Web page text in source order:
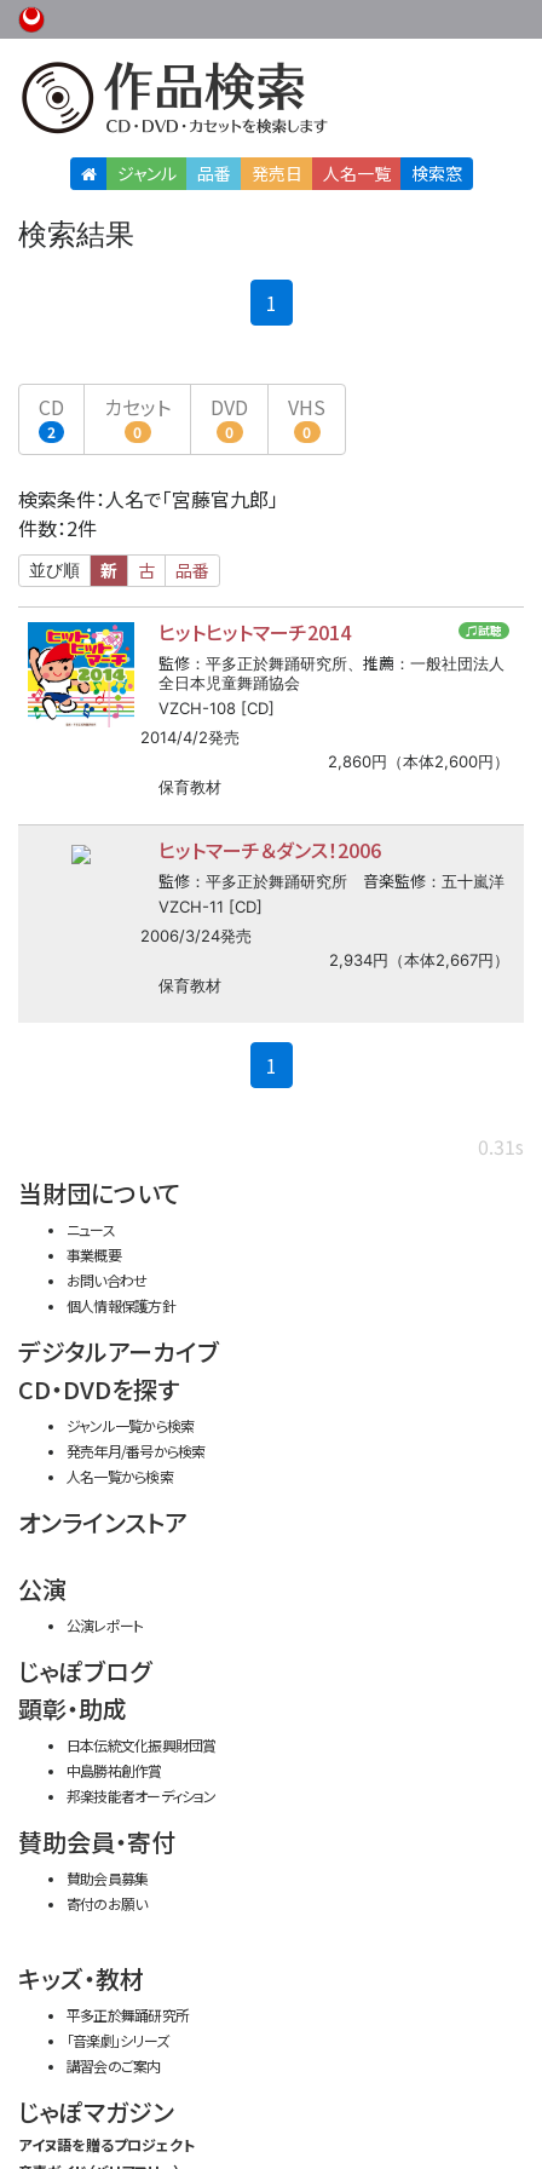
ジャンル 品番 発売日 人名一覧 検索窓
検索結果
1
CD
2
カセット
0
DVD
0
VHS
0
検索条件：人名で「宮藤官九郎」
件数：2件
並び順 新 古 品番
♫試聴
ヒットヒットマーチ2014
監修 ：平多正於舞踊研究所、 推薦 ：一般社団法人
全日本児童舞踊協会
VZCH-108 [CD]
2014/4/2発売
2,860円（本体2,600円）
保育教材
ヒットマーチ＆ダンス！2006
監修 ：平多正於舞踊研究所 音楽監修 ：五十嵐洋
VZCH-11 [CD]
2006/3/24発売
2,934円（本体2,667円）
保育教材
1
0.31s
当財団について
ニュース
事業概要
お問い合わせ
個人情報保護方針
デジタルアーカイブ
CD・DVDを探す
ジャンル一覧から検索
発売年月/番号から検索
人名一覧から検索
オンラインストア
公演
公演レポート
じゃぽブログ
顕彰・助成
日本伝統文化振興財団賞
中島勝祐創作賞
邦楽技能者オーディション
賛助会員・寄付
賛助会員募集
寄付のお願い
キッズ・教材
平多正於舞踊研究所
「音楽劇」シリーズ
講習会のご案内
じゃぽマガジン
アイヌ語を贈るプロジェクト